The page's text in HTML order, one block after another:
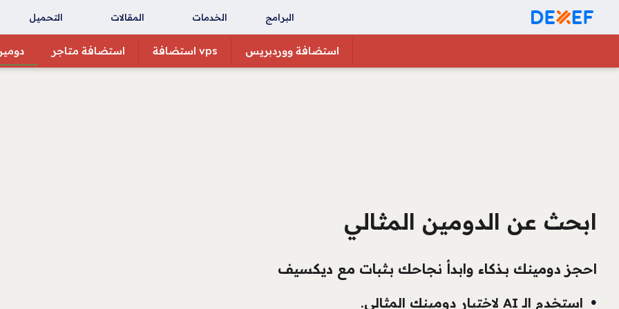
البرامج الخدمات المقالات التحميل
استضافة ووردبريس vps استضافة استضافة متاجر
ابحث عن الدومين المثالي
احجز دومينك بـذكاء وابدأ نجاحك بـثبات مع ديكسيف
استخدم الـ AI لاختيار دومينك المثالي.